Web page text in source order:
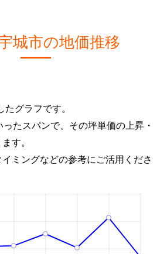
城市の地価推移
グラフです。
たスパンで、その坪単価の上昇・
す。
ミングなどの参考にご活用くださ